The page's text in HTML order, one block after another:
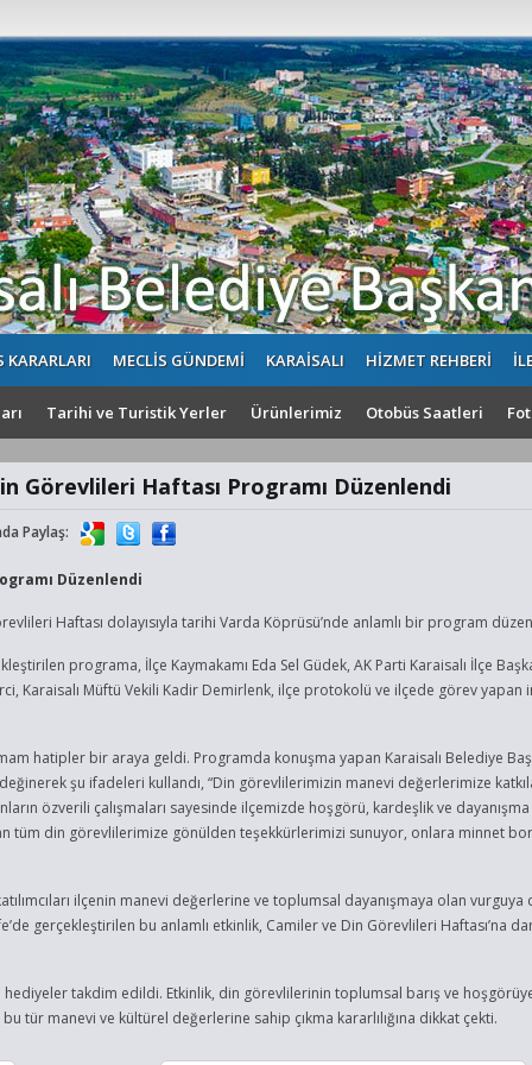
KARARLARI MECLİS GÜNDEMİ KARAİSALI HİZMET REHBERİ
Tarihi ve Turistik Yerler Ürünlerimiz Otobüs Saatleri
Görevlileri Haftası Programı Düzenlendi
Paylaş:
Düzenlendi
Haftası dolayısıyla tarihi Varda Köprüsü’nde anlamlı bir program
programa, İlçe Kaymakamı Eda Sel Güdek, AK Parti Karaisalı İlçe
Karaisalı Müftü Vekili Kadir Demirlenk, ilçe protokolü ve ilçede görev yapan
hatipler bir araya geldi. Programda konuşma yapan Karaisalı Belediye
şu ifadeleri kullandı, “Din görevlilerimizin manevi değerlerimize
özverili çalışmaları sayesinde ilçemizde hoşgörü, kardeşlik ve dayanışma
tüm din görevlilerimize gönülden teşekkürlerimizi sunuyor, onlara minnet
ilçenin manevi değerlerine ve toplumsal dayanışmaya olan vurguya
gerçekleştirilen bu anlamlı etkinlik, Camiler ve Din Görevlileri Haftası’na
takdim edildi. Etkinlik, din görevlilerinin toplumsal barış ve
tür manevi ve kültürel değerlerine sahip çıkma kararlılığına dikkat çekti.